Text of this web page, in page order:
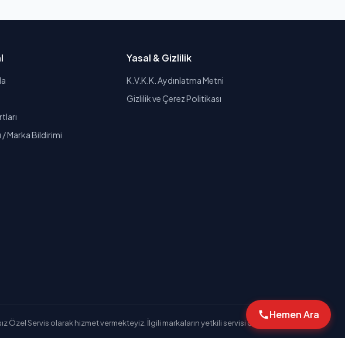
/ Marka Bildirimi
Yasal & Gizlilik
K.V.K.K. Aydınlatma Metni
Gizlilik ve Çerez Politikası
Özel Servis olarak hizmet vermekteyiz. İlgili markaların yetkili servisi değiliz.
Hemen Ara